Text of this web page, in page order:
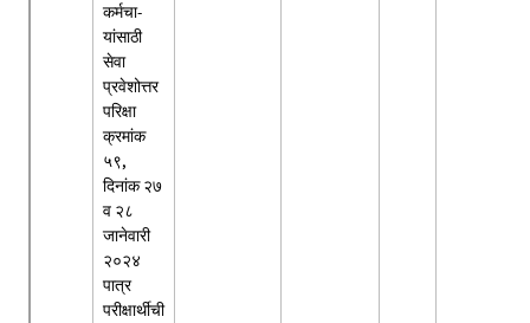
कर्मचा-
यांसाठी
सेवा
प्रवेशोत्तर
परिक्षा
क्रमांक
५९,
दिनांक २७
व २८
जानेवारी
२०२४
पात्र
परीक्षार्थीची